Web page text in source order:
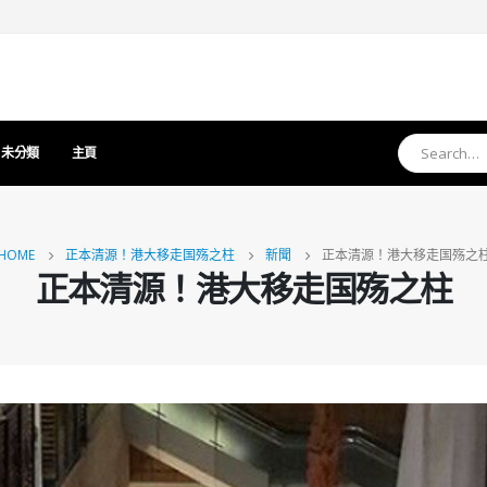
未分類 主頁
正本清源！港大移走国殇之柱 新聞 正本清源！港大移走国殇之
正本清源！港大移走国殇之柱